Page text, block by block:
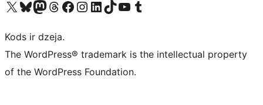
Apmeklējiet mūsu X (agrāk Twitter) kontu
Apmeklējiet mūsu Bluesky kontu
Apmeklējiet mūsu Mastodon kontu
Apmeklējiet mūsu Threads kontu
Apmeklējiet mūsu Facebook lapuApmeklējiet mūsu Instagram kontu
Apmeklējiet mūsu LinkedIn kontu
Apmeklējiet mūsu TikTok kontu
Apmeklējiet mūsu YouTube kanālu
Apmeklējiet mūsu Tumblr kontu
Kods ir dzeja.
The WordPress® trademark is the intellectual property
of the WordPress Foundation.